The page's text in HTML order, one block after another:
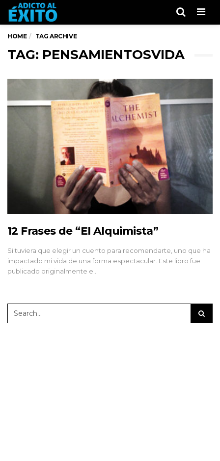
HOME TAG ARCHIVE
TAG: PENSAMIENTOSVIDA
12 Frases de “El Alquimista”
Si tuviera que elegir un cuento para recomendarte, uno que ha
impactado mi vida de una forma espectacular. Este libro fue
publicado originalmente e…